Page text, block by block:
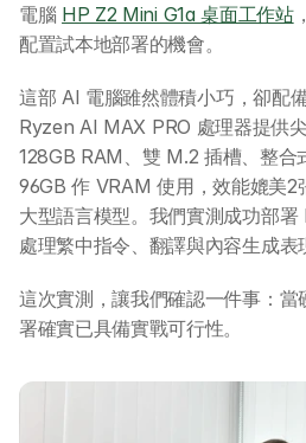
電腦 HP Z2 Mini G1a 桌面工作站
配置試本地部署的機會。
這部 AI 電腦雖然體積小巧，卻配
Ryzen AI MAX PRO 處理器提供
128GB RAM、雙 M.2 插槽、整合
96GB 作 VRAM 使用，效能媲美2
大型語言模型。我們實測成功部署
處理繁中指令、翻譯與內容生成表
這次實測，讓我們確認一件事：
署確實已具備實戰可行性。